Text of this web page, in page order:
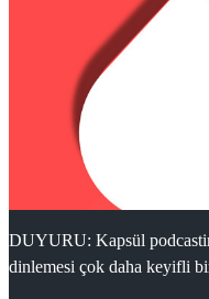
DUYURU: Kapsül
dinlemesi çok daha keyifli